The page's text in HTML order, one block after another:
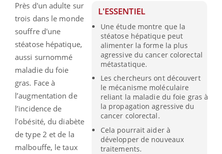
L'ESSENTIEL
Une étude montre que la
stéatose hépatique peut
alimenter la forme la plus
agressive du cancer colorectal
métastatique.
Les chercheurs ont découvert
le mécanisme moléculaire
reliant la maladie du foie gras à
la propagation agressive du
cancer colorectal.
Cela pourrait aider à
développer de nouveaux
traitements.
Près d'un adulte sur
trois dans le monde
souffre d'une
stéatose hépatique,
aussi surnommé
maladie du foie
gras. Face à
l’augmentation de
l’incidence de
l’obésité, du diabète
de type 2 et de la
malbouffe, le taux